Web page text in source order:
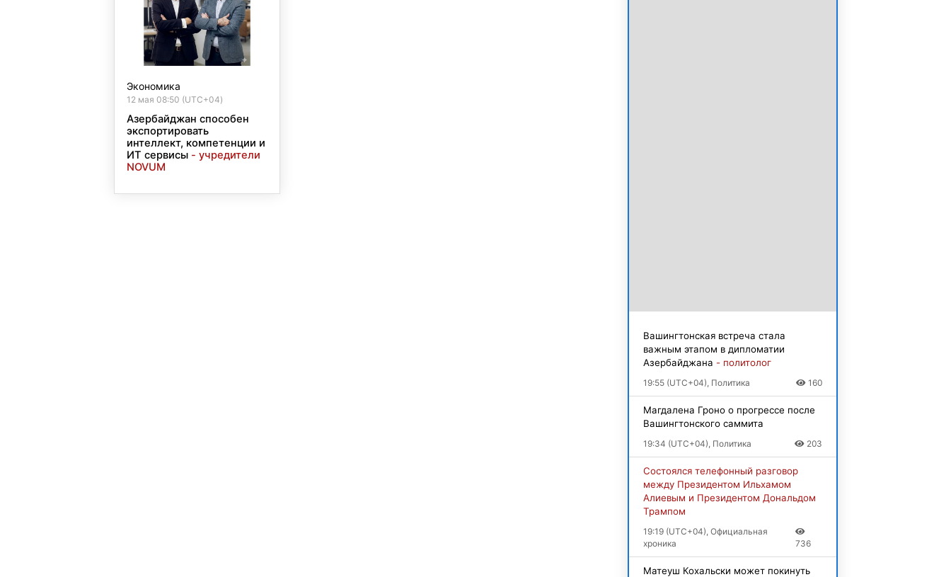
Экономика
12 мая 08:50 (UTC+04)
Азербайджан способен
экспортировать
интеллект, компетенции и
ИТ сервисы - учредители
NOVUM
Вашингтонская встреча стала
важным этапом в дипломатии
Азербайджана - политолог
19:55 (UTC+04), Политика 160
Магдалена Гроно о прогрессе после
Вашингтонского саммита
19:34 (UTC+04), Политика 203
Состоялся телефонный разговор
между Президентом Ильхамом
Алиевым и Президентом Дональдом
Трампом
19:19 (UTC+04), Официальная
хроника
736
Матеуш Кохальски может покинуть